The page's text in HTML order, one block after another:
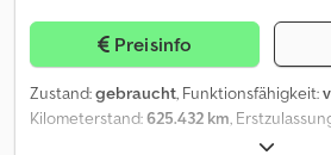
Preisinfo
Zustand:gebraucht, Funktionsfähigkeit:
Kilometerstand:625.432 km,
, Farbe: